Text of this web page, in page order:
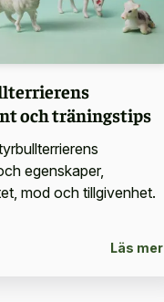
och träningstips
egenskaper,
mod och tillgivenhet.
Läs mer